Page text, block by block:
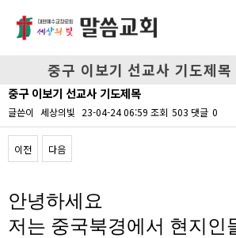
중구 이보기 선교사 기도제
중구 이보기 선교사 기도제목
글쓴이 세상의빛 23-04-24 06:59 조회 503 댓글 0
이전 다음
안녕하세요
저는 중국북경에서 현지인